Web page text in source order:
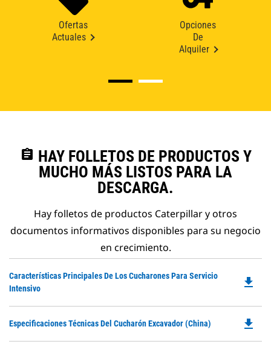
Ofertas
Actuales
Opciones
De
Alquiler
assignment HAY FOLLETOS DE PRODUCTOS Y
MUCHO MÁS LISTOS PARA LA
DESCARGA.
Hay folletos de productos Caterpillar y otros
documentos informativos disponibles para su negocio
en crecimiento.
Características Principales De Los Cucharones Para Servicio
Intensivo
file_download
Especificaciones Técnicas Del Cucharón Excavador (China) file_download